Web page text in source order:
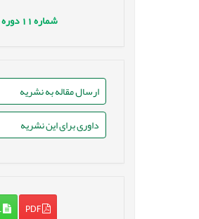
شماره دوره
ارسال مقاله به نشریه
داوری برای این نشریه
PDF
XML